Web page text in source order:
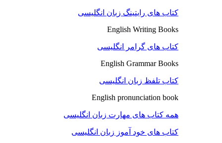
کتاب های رایتینگ زبان انگلیسی
English Writing Books
کتاب های گرامر انگلیسی
English Grammar Books
کتاب تلفظ زبان انگلیسی
English pronunciation book
همه کتاب های مهارت زبان انگلیسی
کتاب های خود آموز زبان انگلیسی